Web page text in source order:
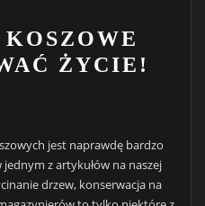
ŻYCIE!
jest naprawdę bardzo
z artykułów na naszej
drzew, konserwacja na